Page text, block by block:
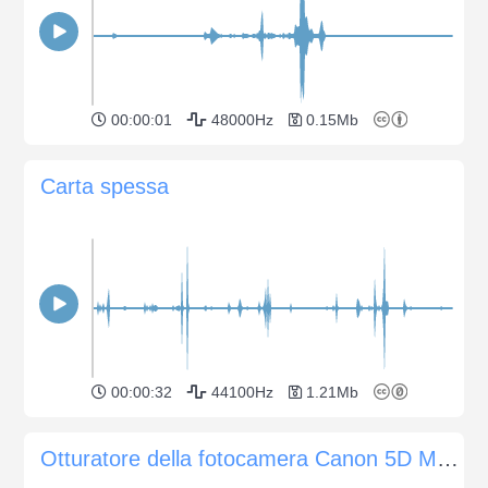
00:00:01 48000Hz 0.15Mb
Carta spessa
00:00:32 44100Hz 1.21Mb
Otturatore della fotocamera Canon 5D MK2